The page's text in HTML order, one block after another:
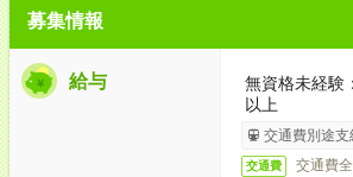
募集情報
給与
無資格未経
以上
交通費別途支
交通費 交通費